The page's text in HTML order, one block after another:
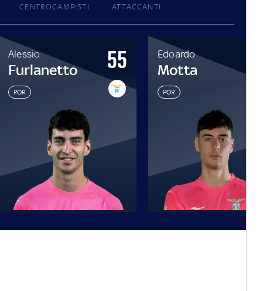
CENTROCAMPISTI ATTACCANTI
Alessio
Furlanetto
POR
55 Edoardo
Motta
POR